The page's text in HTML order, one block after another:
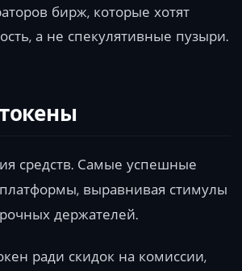
бирж, которые хотят
а не спекулятивные пузыри.
средств. Самые успешные
выравнивая стимулы
держателей.
ради скидок на комиссии,